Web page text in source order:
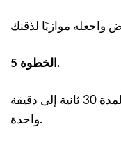
الخطوة 5.
ببساطة تنفس والبقاء في هذا الوضع لمدة 30 ثانية إلى دقيقة
واحدة.